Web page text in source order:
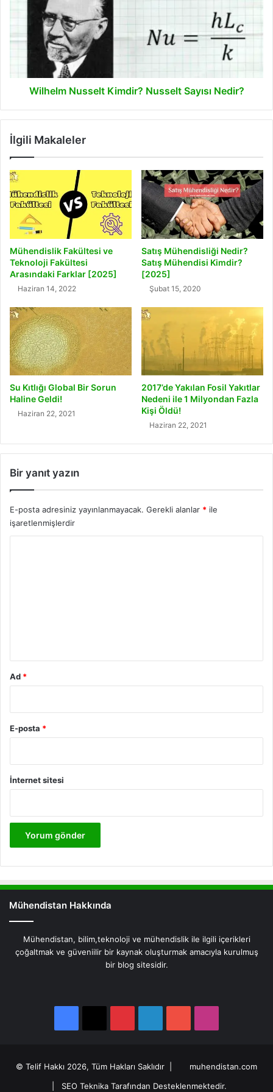
Nedir?
Wilhelm Nusselt Kimdir? Nusselt Sayısı Nedir?
İlgili Makaleler
Mühendislik Fakültesi ve
Teknoloji Fakültesi
Arasındaki Farklar [2025]
Haziran 14, 2022
Satış Mühendisliği Nedir?
Satış Mühendisi Kimdir?
[2025]
Şubat 15, 2020
Su Kıtlığı Global Bir Sorun
Haline Geldi!
Haziran 22, 2021
2017’de Yakılan Fosil Yakıtlar
Nedeni ile 1 Milyondan Fazla
Kişi Öldü!
Haziran 22, 2021
Bir yanıt yazın
E-posta adresiniz yayınlanmayacak. Gerekli alanlar * ile
işaretlenmişlerdir
Ad *
E-posta *
İnternet sitesi
Mühendistan Hakkında
Mühendistan, bilim,teknoloji ve mühendislik ile ilgili içerikleri
çoğaltmak ve güveniilir bir kaynak oluşturmak amacıyla kurulmuş
bir blog sitesidir.
© Telif Hakkı 2026, Tüm Hakları Saklıdır |
muhendistan.com
SEO Teknika Tarafından Desteklenmektedir.